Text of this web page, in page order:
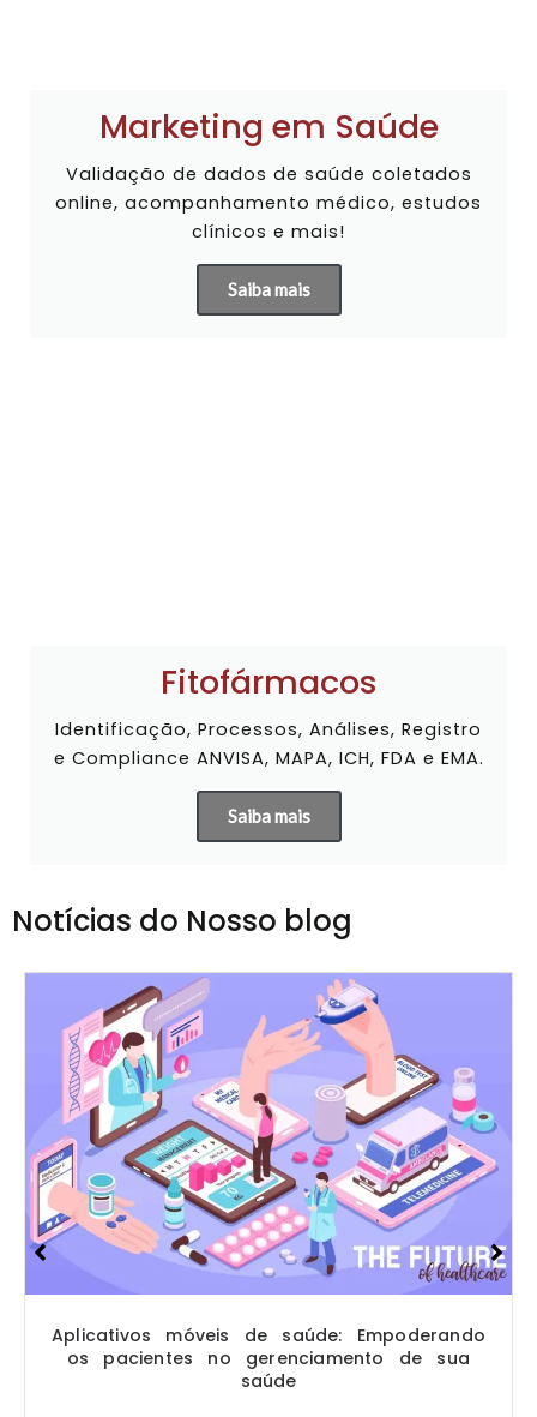
Marketing em Saúde
Validação de dados de saúde coletados
online, acompanhamento médico, estudos
clínicos e mais!
Saiba mais
Fitofármacos
Identificação, Processos, Análises, Registro
e Compliance ANVISA, MAPA, ICH, FDA e EMA.
Saiba mais
Notícias do Nosso blog
Aplicativos móveis de saúde: Empoderando
os pacientes no gerenciamento de sua
saúde